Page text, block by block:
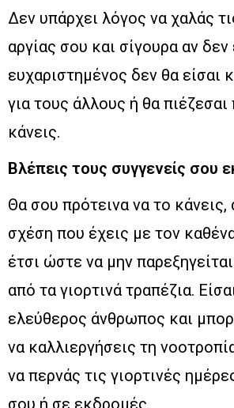
Δεν υπάρχει λόγος να χαλάς
αργίας σου και σίγουρα αν δεν
ευχαριστημένος δεν θα είσαι
για τους άλλους ή θα πιέζεσαι
κάνεις.
Βλέπεις τους συγγενείς σου
Θα σου πρότεινα να το κάνεις,
σχέση που έχεις με τον
έτσι ώστε να μην
από τα γιορτινά τραπέζια.
ελεύθερος άνθρωπος και
να καλλιεργήσεις τη
να περνάς τις γιορτινές